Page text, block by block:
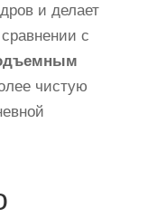
и делает
с
чистую